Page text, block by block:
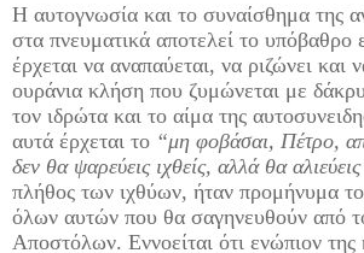
Η αυτογνωσία και το συναίσθημα της
στα πνευματικά αποτελεί το υπόβαθρο
έρχεται να αναπαύεται, να ριζώνει και
ουράνια κλήση που ζυμώνεται με
τον ιδρώτα και το αίμα της
αυτά έρχεται το “μη φοβάσαι, Πέτρο,
δεν θα ψαρεύεις ιχθείς, αλλά θα
πλήθος των ιχθύων, ήταν προμήνυμα
όλων αυτών που θα σαγηνευθούν από
Αποστόλων. Εννοείται ότι ενώπιον